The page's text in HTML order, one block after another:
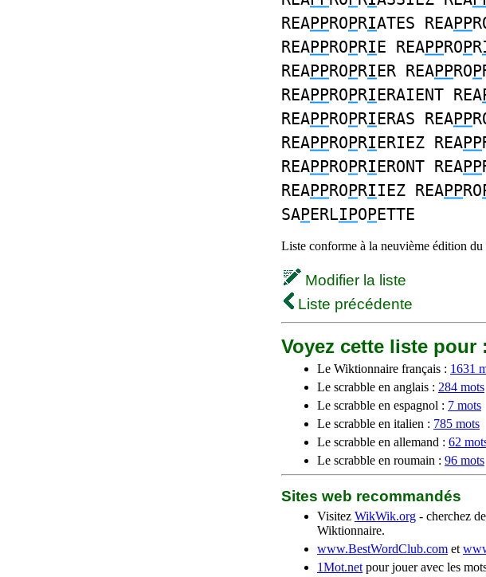
REAPPROPRIATES REAPP
REAPPROPRIE REAPPROPR
REAPPROPRIER REAPPROP
REAPPROPRIERAIENT REA
REAPPROPRIERAS REAPP
REAPPROPRIERIEZ REAPP
REAPPROPRIERONT REAPP
REAPPROPRIIEZ REAPPRO
SAPERLIPOPETTE
Liste conforme à la neuvième édition
Modifier la liste
Liste précédente
Voyez cette liste pour :
Le Wiktionnaire français : 1631
Le scrabble en anglais : 284 mots
Le scrabble en espagnol : 7 mots
Le scrabble en italien : 785 mots
Le scrabble en allemand : 62
Le scrabble en roumain : 96 mots
Sites web recommandés
Visitez WikWik.org - cherchez
Wiktionnaire.
www.BestWordClub.com et
1Mot.net pour jouer avec les